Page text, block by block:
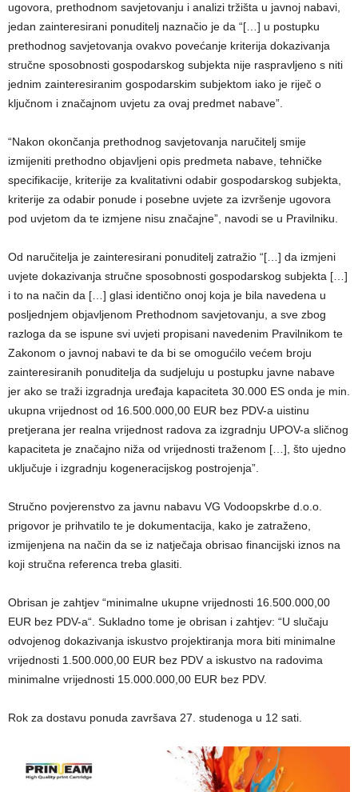
ugovora, prethodnom savjetovanju i analizi tržišta u javnoj nabavi,
jedan zainteresirani ponuditelj naznačio je da “[…] u postupku
prethodnog savjetovanja ovakvo povećanje kriterija dokazivanja
stručne sposobnosti gospodarskog subjekta nije raspravljeno s niti
jednim zainteresiranim gospodarskim subjektom iako je riječ o
ključnom i značajnom uvjetu za ovaj predmet nabave”.
“Nakon okončanja prethodnog savjetovanja naručitelj smije
izmijeniti prethodno objavljeni opis predmeta nabave, tehničke
specifikacije, kriterije za kvalitativni odabir gospodarskog subjekta,
kriterije za odabir ponude i posebne uvjete za izvršenje ugovora
pod uvjetom da te izmjene nisu značajne”, navodi se u Pravilniku.
Od naručitelja je zainteresirani ponuditelj zatražio “[…] da izmjeni
uvjete dokazivanja stručne sposobnosti gospodarskog subjekta […]
i to na način da […] glasi identično onoj koja je bila navedena u
posljednjem objavljenom Prethodnom savjetovanju, a sve zbog
razloga da se ispune svi uvjeti propisani navedenim Pravilnikom te
Zakonom o javnoj nabavi te da bi se omogućilo većem broju
zainteresiranih ponuditelja da sudjeluju u postupku javne nabave
jer ako se traži izgradnja uređaja kapaciteta 30.000 ES onda je min.
ukupna vrijednost od 16.500.000,00 EUR bez PDV-a uistinu
pretjerana jer realna vrijednost radova za izgradnju UPOV-a sličnog
kapaciteta je značajno niža od vrijednosti traženom […], što ujedno
uključuje i izgradnju kogeneracijskog postrojenja”.
Stručno povjerenstvo za javnu nabavu VG Vodoopskrbe d.o.o.
prigovor je prihvatilo te je dokumentacija, kako je zatraženo,
izmijenjena na način da se iz natječaja obrisao financijski iznos na
koji stručna referenca treba glasiti.
Obrisan je zahtjev “minimalne ukupne vrijednosti 16.500.000,00
EUR bez PDV-a“. Sukladno tome je obrisan i zahtjev: “U slučaju
odvojenog dokazivanja iskustvo projektiranja mora biti minimalne
vrijednosti 1.500.000,00 EUR bez PDV a iskustvo na radovima
minimalne vrijednosti 15.000.000,00 EUR bez PDV.
Rok za dostavu ponuda završava 27. studenoga u 12 sati.